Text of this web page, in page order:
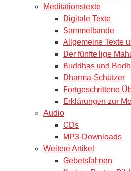
Meditationstexte
Digitale Texte
Sammelbände
Allgemeine Texte
Der fünfteilige
Buddhas und
Dharma-Schützer
Fortgeschrittene
Erklärungen zur
Audio
CDs
MP3-Downloads
Weitere Artikel
Gebetsfahnen